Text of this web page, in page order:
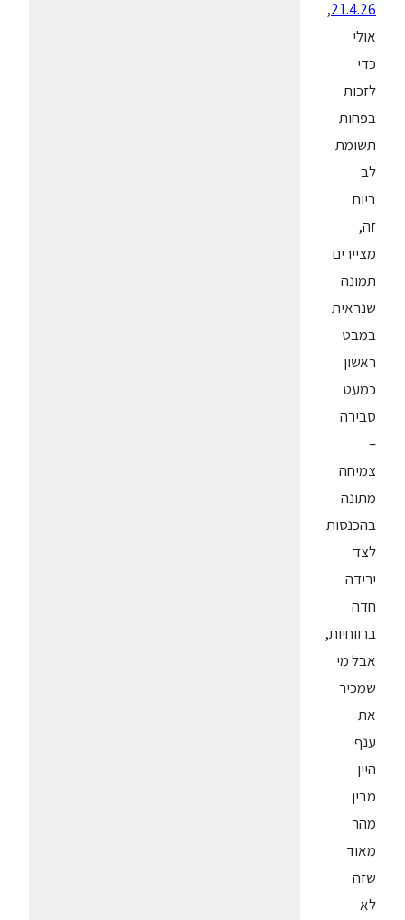
21.4.26
,
אולי
כדי
לזכות
בפחות
תשומת
לב
ביום
זה,
מציירים
תמונה
שנראית
במבט
ראשון
כמעט
סבירה
–
צמיחה
מתונה
בהכנסות
לצד
ירידה
חדה
ברווחיות,
אבל מי
שמכיר
את
ענף
היין
מבין
מהר
מאוד
שזה
לא